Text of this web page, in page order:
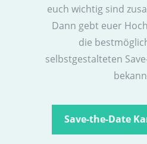
euch wichtig sind
Dann gebt euer
die
selbstgestalteten
Save-the-Date